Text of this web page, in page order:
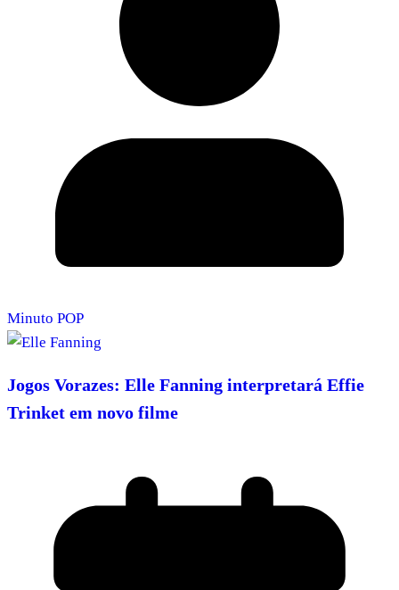
Minuto POP
Jogos Vorazes: Elle Fanning interpretará Effie
Trinket em novo filme